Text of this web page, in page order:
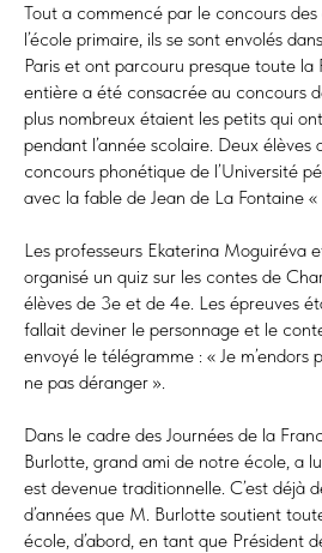
Tout a commencé par le concours des
l’école primaire, ils se sont envolés
Paris et ont parcouru presque toute la
entière a été consacrée au concours
plus nombreux étaient les petits qui
pendant l’année scolaire. Deux
concours phonétique de l’Université
avec la fable de Jean de La Fontaine «
Les professeurs Ekaterina Moguiréva
organisé un quiz sur les contes de
élèves de 3e et de 4e. Les épreuves
fallait deviner le personnage et le
envoyé le télégramme : « Je m’endors
ne pas déranger ».
Dans le cadre des Journées de la
Burlotte, grand ami de notre école, a
est devenue traditionnelle. C’est déjà
d’années que M. Burlotte soutient
école, d’abord, en tant que Président